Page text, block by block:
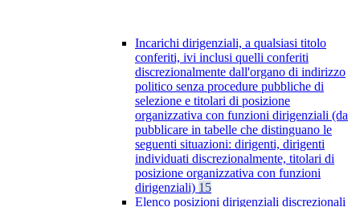
Incarichi dirigenziali, a qualsiasi titolo
conferiti, ivi inclusi quelli conferiti
discrezionalmente dall'organo di indirizzo
politico senza procedure pubbliche di
selezione e titolari di posizione
organizzativa con funzioni dirigenziali (da
pubblicare in tabelle che distinguano le
seguenti situazioni: dirigenti, dirigenti
individuati discrezionalmente, titolari di
posizione organizzativa con funzioni
dirigenziali) 15
Elenco posizioni dirigenziali discrezionali